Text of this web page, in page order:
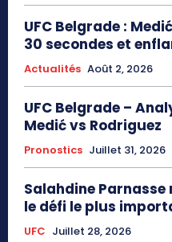
UFC Belgrade :
30 secondes et
Actualités Août 2, 2026
UFC Belgrade –
Medić vs Rodriguez
Pronostics Juillet 31, 2026
Salahdine Parnasse
le défi le plus
UFC Juillet 28, 2026